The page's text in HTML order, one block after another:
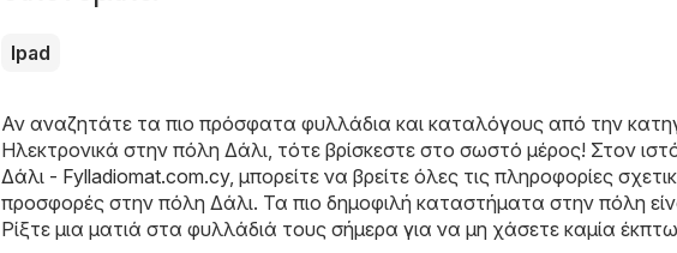
Ipad
Αν αναζητάτε τα πιο πρόσφατα φυλλάδια και καταλόγους από την
Hλεκτρονικά στην πόλη Δάλι, τότε βρίσκεστε στο σωστό μέρος! Στον
Δάλι - Fylladiomat.com.cy, μπορείτε να βρείτε όλες τις πληροφορίες
προσφορές στην πόλη Δάλι. Τα πιο δημοφιλή καταστήματα στην πόλη
Ρίξτε μια ματιά στα φυλλάδιά τους σήμερα για να μη χάσετε καμία